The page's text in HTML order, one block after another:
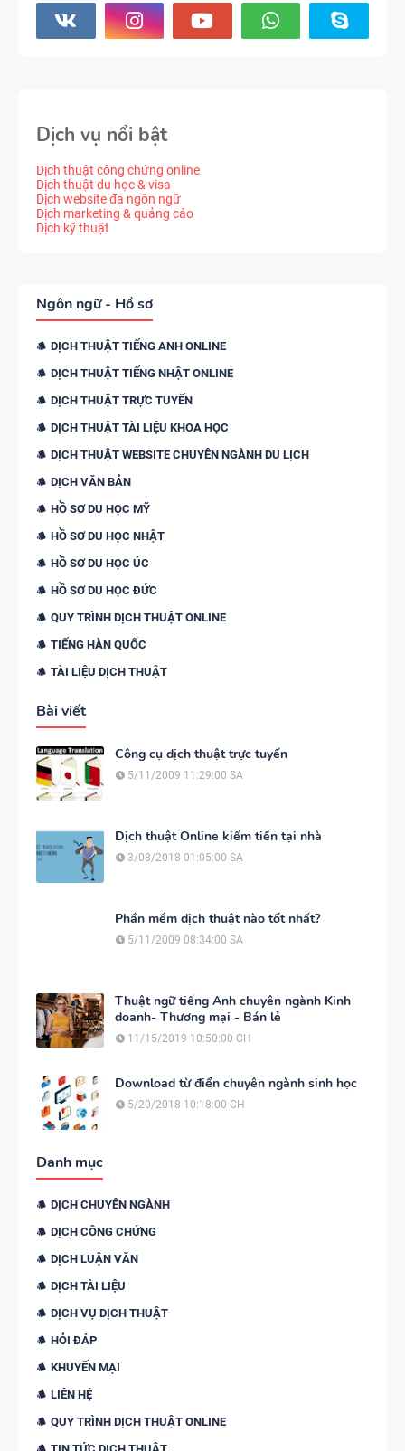
Dịch vụ nổi bật
Dịch thuật công chứng online
Dịch thuật du học & visa
Dịch website đa ngôn ngữ
Dịch marketing & quảng cáo
Dịch kỹ thuật
Ngôn ngữ - Hồ sơ
DỊCH THUẬT TIẾNG ANH ONLINE
DỊCH THUẬT TIẾNG NHẬT ONLINE
DỊCH THUẬT TRỰC TUYẾN
DỊCH THUẬT TÀI LIỆU KHOA HỌC
DỊCH THUẬT WEBSITE CHUYÊN NGÀNH DU LỊCH
DỊCH VĂN BẢN
HỒ SƠ DU HỌC MỸ
HỒ SƠ DU HỌC NHẬT
HỒ SƠ DU HỌC ÚC
HỒ SƠ DU HỌC ĐỨC
QUY TRÌNH DỊCH THUẬT ONLINE
TIẾNG HÀN QUỐC
TÀI LIỆU DỊCH THUẬT
Bài viết
Công cụ dịch thuật trực tuyến
5/11/2009 11:29:00 SA
Dịch thuật Online kiếm tiền tại nhà
3/08/2018 01:05:00 SA
Phần mềm dịch thuật nào tốt nhất?
5/11/2009 08:34:00 SA
Thuật ngữ tiếng Anh chuyên ngành Kinh
doanh- Thương mại - Bán lẻ
11/15/2019 10:50:00 CH
Download từ điển chuyên ngành sinh học
5/20/2018 10:18:00 CH
Danh mục
DỊCH CHUYÊN NGÀNH
DỊCH CÔNG CHỨNG
DỊCH LUẬN VĂN
DỊCH TÀI LIỆU
DỊCH VỤ DỊCH THUẬT
HỎI ĐÁP
KHUYẾN MẠI
LIÊN HỆ
QUY TRÌNH DỊCH THUẬT ONLINE